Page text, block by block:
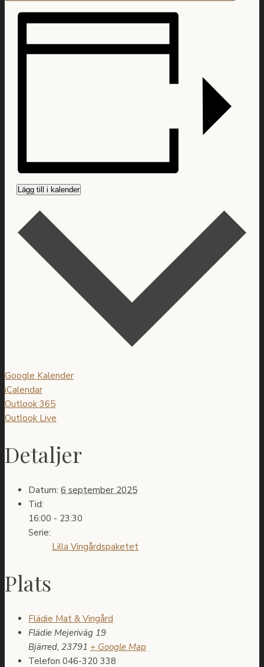
Lägg till i kalender
Google Kalender
iCalendar
Outlook 365
Outlook Live
Detaljer
Datum: 6 september 2025
Tid:
16:00 - 23:30
Serie:
Lilla Vingårdspaketet
Plats
Flädie Mat & Vingård
Flädie Mejeriväg 19
Bjärred, 23791 + Google Map
Telefon 046-320 338